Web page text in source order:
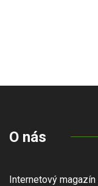
O nás
Internetový